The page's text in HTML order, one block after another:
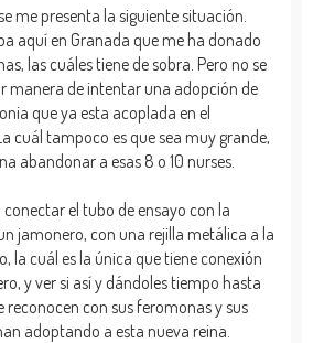
me presenta la siguiente situación.
aquí en Granada que me ha donado
las cuáles tiene de sobra. Pero no se
manera de intentar una adopción de
que ya esta acoplada en el
cuál tampoco es que sea muy grande,
abandonar a esas 8 o 10 nurses.
conectar el tubo de ensayo con la
jamonero, con una rejilla metálica a la
la cuál es la única que tiene conexión
y ver si así y dándoles tiempo hasta
reconocen con sus feromonas y sus
adoptando a esta nueva reina.